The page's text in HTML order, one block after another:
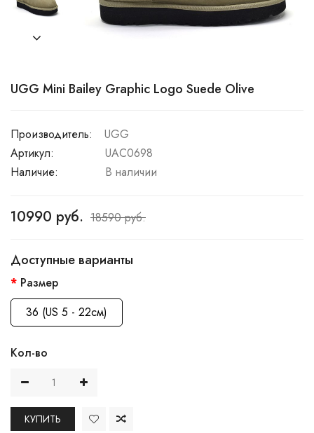
UGG Mini Bailey Graphic Logo Suede Olive
Производитель:
UGG
Артикул:
UAC0698
Наличие:
В наличии
10990 руб. 18590 руб.
Доступные варианты
Размер
36 (US 5 - 22см)
Кол-во
КУПИТЬ